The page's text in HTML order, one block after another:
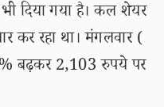
दिया गया है। कल शेयर
कर रहा था। मंगलवार (
बढ़कर 2,103 रुपये पर